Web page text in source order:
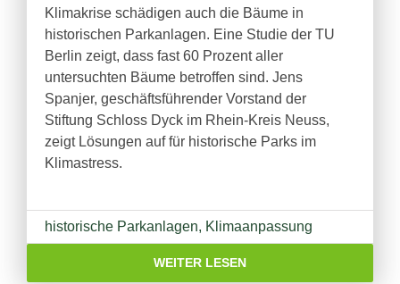
Klimakrise schädigen auch die Bäume in
historischen Parkanlagen. Eine Studie der TU
Berlin zeigt, dass fast 60 Prozent aller
untersuchten Bäume betroffen sind. Jens
Spanjer, geschäftsführender Vorstand der
Stiftung Schloss Dyck im Rhein-Kreis Neuss,
zeigt Lösungen auf für historische Parks im
Klimastress.
historische Parkanlagen, Klimaanpassung
WEITER LESEN